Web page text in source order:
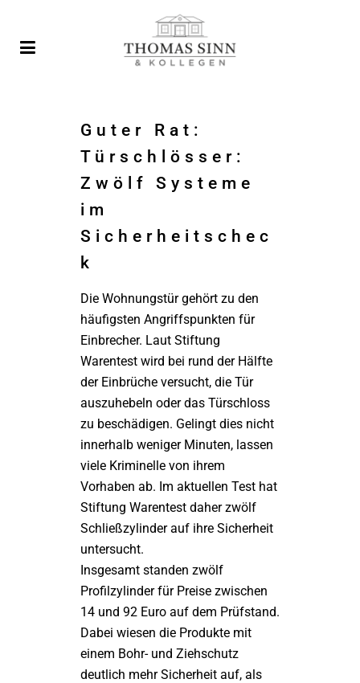
Guter Rat:
Türschlösser:
Zwölf Systeme
im
Sicherheitschec
k
Die Wohnungstür gehört zu den
häufigsten Angriffspunkten für
Einbrecher. Laut Stiftung
Warentest wird bei rund der Hälfte
der Einbrüche versucht, die Tür
auszuhebeln oder das Türschloss
zu beschädigen. Gelingt dies nicht
innerhalb weniger Minuten, lassen
viele Kriminelle von ihrem
Vorhaben ab. Im aktuellen Test hat
Stiftung Warentest daher zwölf
Schließzylinder auf ihre Sicherheit
untersucht.
Insgesamt standen zwölf
Profilzylinder für Preise zwischen
14 und 92 Euro auf dem Prüfstand.
Dabei wiesen die Produkte mit
einem Bohr- und Ziehschutz
deutlich mehr Sicherheit auf, als